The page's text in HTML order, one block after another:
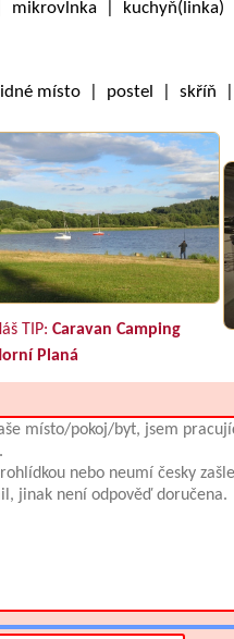
mikrovlnka |
místo | postel |
TIP: Caravan Camping
Planá